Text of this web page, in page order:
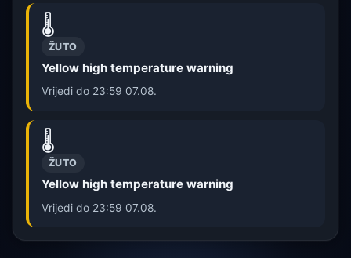
🌡️
ŽUTO
Yellow high temperature warning
Vrijedi do 23:59 07.08.
🌡️
ŽUTO
Yellow high temperature warning
Vrijedi do 23:59 07.08.